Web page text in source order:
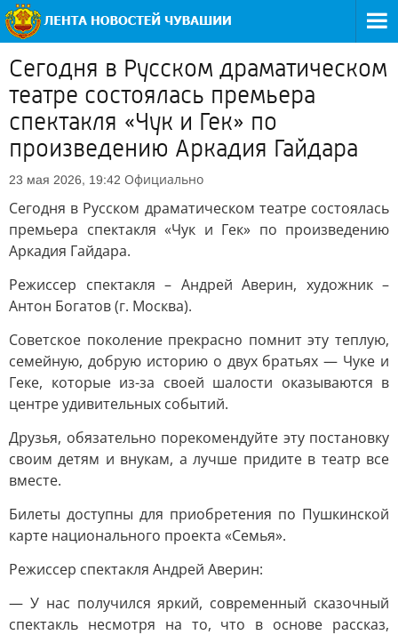
Сегодня в Русском драматическом
театре состоялась премьера
спектакля «Чук и Гек» по
произведению Аркадия Гайдара
23 мая 2026, 19:42 Официально
Сегодня в Русском драматическом театре состоялась
премьера спектакля «Чук и Гек» по произведению
Аркадия Гайдара.
Режиссер спектакля – Андрей Аверин, художник –
Антон Богатов (г. Москва).
Советское поколение прекрасно помнит эту теплую,
семейную, добрую историю о двух братьях — Чуке и
Геке, которые из-за своей шалости оказываются в
центре удивительных событий.
Друзья, обязательно порекомендуйте эту постановку
своим детям и внукам, а лучше придите в театр все
вместе.
Билеты доступны для приобретения по Пушкинской
карте национального проекта «Семья».
Режиссер спектакля Андрей Аверин:
— У нас получился яркий, современный сказочный
спектакль несмотря на то, что в основе рассказ,